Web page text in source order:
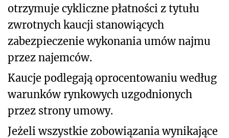
otrzymuje cykliczne płatności z tytułu
zwrotnych kaucji stanowiących
zabezpieczenie wykonania umów najmu
przez najemców.
Kaucje podlegają oprocentowaniu według
warunków rynkowych uzgodnionych
przez strony umowy.
Jeżeli wszystkie zobowiązania wynikające